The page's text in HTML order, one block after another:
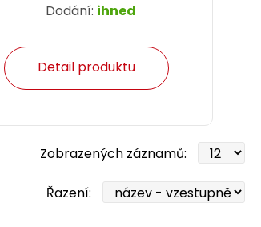
Dodání: ihned
Detail produktu
Zobrazených záznamů:
Řazení: